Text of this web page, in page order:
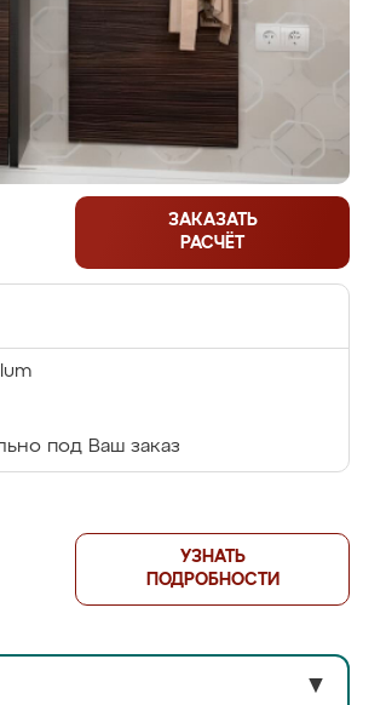
ЗАКАЗАТЬ
РАСЧЁТ
под Ваш заказ
УЗНАТЬ
ПОДРОБНОСТИ
▼